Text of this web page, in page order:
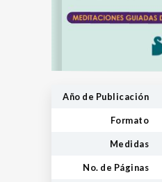
Año de Publicación
Formato
Medidas
No. de Páginas